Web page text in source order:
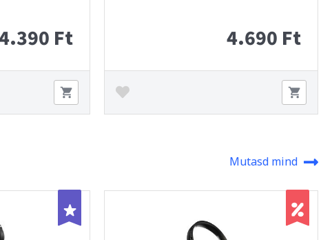
Ft 4.690 Ft
Mutasd mind